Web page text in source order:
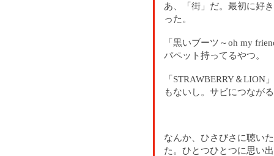
あ、「街」だ。最初に好
った。
「黒いブーツ～oh my
パペット持ってるやつ。
「STRAWBERRY＆
もないし。サビにつなが
なんか、ひさびさに聴い
た。ひとつひとつに思い